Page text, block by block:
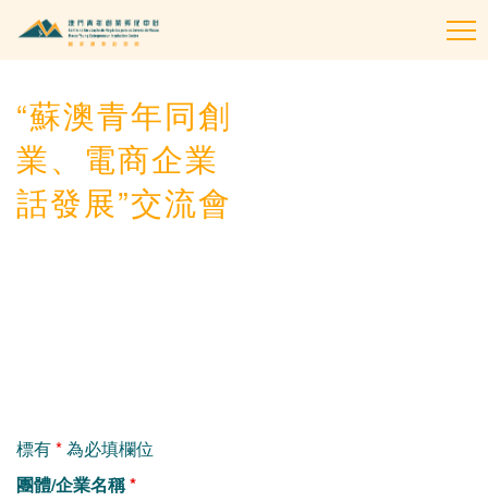
“蘇澳青年同創
業、電商企業
話發展”交流會
標有*為必填欄位
團體/企業名稱*